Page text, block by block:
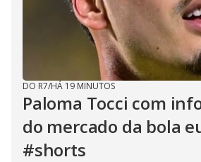
DO R7/HÁ 19 MINUTOS
Paloma Tocci com
do mercado da bola
#shorts